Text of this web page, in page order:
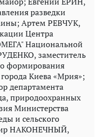
разведки
Артем РЕВЧУК,
Центра
Национальной
заместитель
формирования
Киева «Мрия»;
департамента
природоохранных
Министерства
и сельского
НАКОНЕЧНЫЙ,